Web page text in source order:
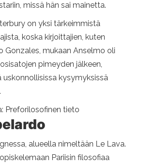
missä hän sai mainetta.
on yksi tärkeimmistä
koska kirjoittajien, kuten
Gonzales, mukaan Anselmo oli
pimeyden jälkeen,
kysymyksissä
Preforilosofinen tieto
alueella nimeltään Le Lava.
Pariisin filosofiaa